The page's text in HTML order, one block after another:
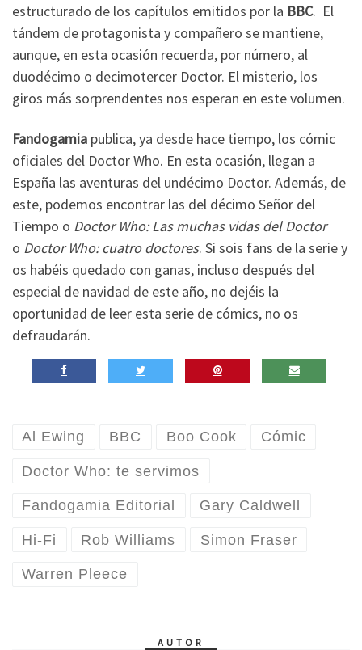
estructurado de los capítulos emitidos por la BBC. El
tándem de protagonista y compañero se mantiene,
aunque, en esta ocasión recuerda, por número, al
duodécimo o decimotercer Doctor. El misterio, los
giros más sorprendentes nos esperan en este volumen.
Fandogamia publica, ya desde hace tiempo, los cómic
oficiales del Doctor Who. En esta ocasión, llegan a
España las aventuras del undécimo Doctor. Además, de
este, podemos encontrar las del décimo Señor del
Tiempo o Doctor Who: Las muchas vidas del Doctor
o Doctor Who: cuatro doctores. Si sois fans de la serie y
os habéis quedado con ganas, incluso después del
especial de navidad de este año, no dejéis la
oportunidad de leer esta serie de cómics, no os
defraudarán.
Al Ewing BBC Boo Cook Cómic
Doctor Who: te servimos
Fandogamia Editorial Gary Caldwell
Hi-Fi Rob Williams Simon Fraser
Warren Pleece
AUTOR